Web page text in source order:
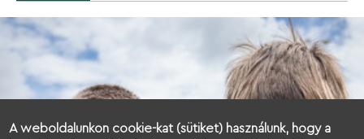
A weboldalunkon cookie-kat (sütiket) használunk, hogy a